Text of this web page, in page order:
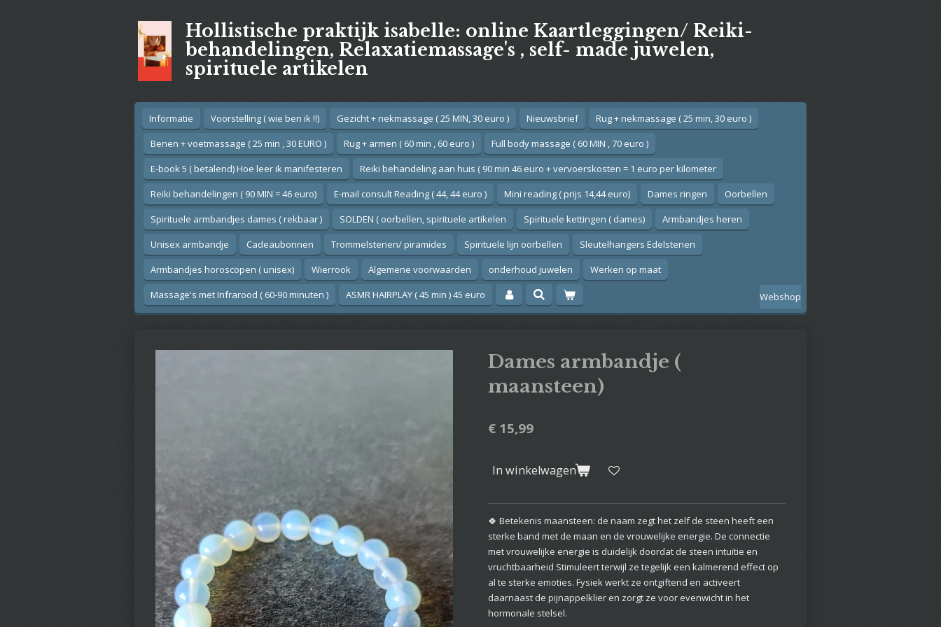
Hollistische praktijk isabelle: online Kaartleggingen/ Reiki-
behandelingen, Relaxatiemassage's , self- made juwelen,
spirituele artikelen
Informatie Voorstelling ( wie ben ik !!) Gezicht + nekmassage ( 25 MIN, 30 euro ) Nieuwsbrief
Rug + nekmassage ( 25 min, 30 euro )
Benen + voetmassage ( 25 min , 30 EURO )
Rug + armen ( 60 min , 60 euro )
Full body massage ( 60 MIN , 70 euro )
E-book 5 ( betalend) Hoe leer ik manifesteren
Reiki behandeling aan huis ( 90 min 46 euro + vervoerskosten = 1 euro per kilometer
Reiki behandelingen ( 90 MIN = 46 euro)
E-mail consult Reading ( 44, 44 euro ) Mini reading ( prijs 14,44 euro) Dames ringen
Oorbellen
Spirituele armbandjes dames ( rekbaar )
SOLDEN ( oorbellen, spirituele artikelen Spirituele kettingen ( dames)
Armbandjes heren
Unisex armbandje
Cadeaubonnen Trommelstenen/ piramides Spirituele lijn oorbellen
Sleutelhangers Edelstenen
Armbandjes horoscopen ( unisex)
Wierrook Algemene voorwaarden onderhoud juwelen
Werken op maat
Massage's met Infrarood ( 60-90 minuten )
ASMR HAIRPLAY ( 45 min ) 45 euro Webshop
Dames armbandje (
maansteen)
€ 15,99
In winkelwagen
🍀 Betekenis maansteen: de naam zegt het zelf de steen heeft een
sterke band met de maan en de vrouwelijke energie. De connectie
met vrouwelijke energie is duidelijk doordat de steen intuïtie en
vruchtbaarheid Stimuleert terwijl ze tegelijk een kalmerend effect op
al te sterke emoties. Fysiek werkt ze ontgiftend en activeert
daarnaast de pijnappelklier en zorgt ze voor evenwicht in het
hormonale stelsel.